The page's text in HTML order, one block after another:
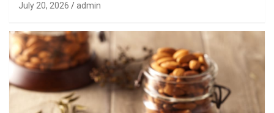
July 20, 2026 admin